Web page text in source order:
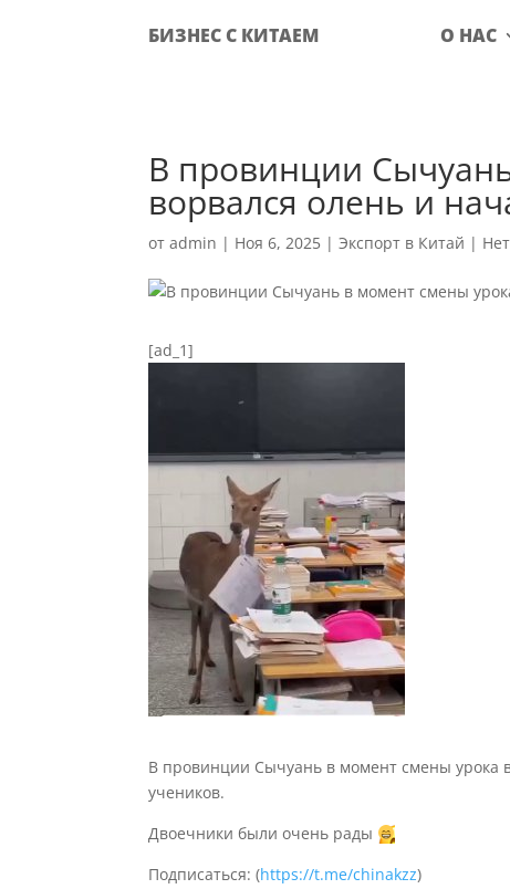
БИЗНЕС С КИТАЕМ О НАС
В провинции
ворвался олень и
отadmin | Ноя 6, 2025 |Экспорт в Китай |
[ad_1]
В провинции Сычуань в момент смены урока
учеников.
Двоечники были очень рады
Подписаться: (https://t.me/chinakzz)